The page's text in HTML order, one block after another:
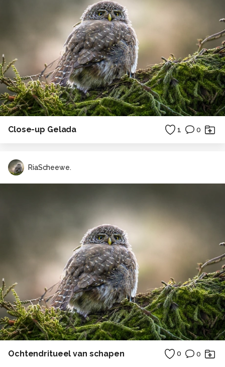
Close-up Gelada 1 0
RiaScheewe.
Ochtendritueel van schapen 0 0